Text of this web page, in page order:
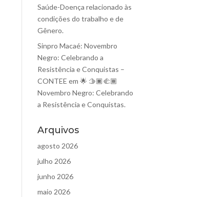
Saúde-Doença relacionado às
condições do trabalho e de
Gênero.
Sinpro Macaé: Novembro
Negro: Celebrando a
Resistência e Conquistas –
CONTEE em🌟 🫱🏿‍🫲🏾
Novembro Negro: Celebrando
a Resistência e Conquistas.
Arquivos
agosto 2026
julho 2026
junho 2026
maio 2026